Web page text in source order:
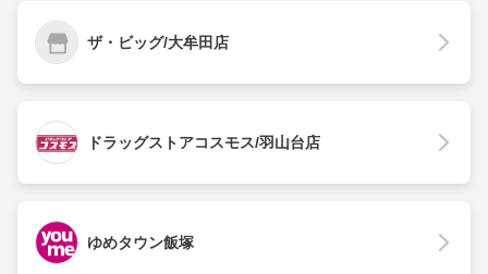
ザ・ビッグ/大牟田店
ドラッグストアコスモス/羽山台店
ゆめタウン飯塚